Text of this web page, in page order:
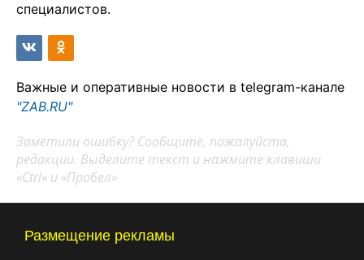
специалистов.
Важные и оперативные новости в telegram-канале
"ZAB.RU"
Заметили ошибку? Сообщите, пожалуйста,
редакции. Выделите текст и нажмите клавиши
«Ctrl» и «Пробел»
Размещение рекламы